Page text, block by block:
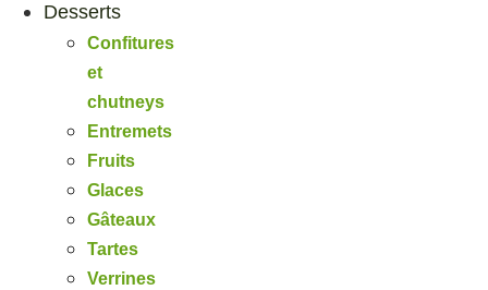
Desserts
Confitures
et
chutneys
Entremets
Fruits
Glaces
Gâteaux
Tartes
Verrines